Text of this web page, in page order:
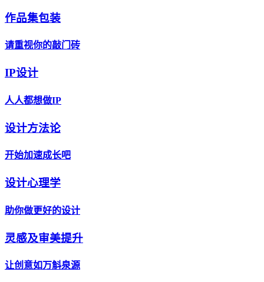
作品集包装
请重视你的敲门砖
IP设计
人人都想做IP
设计方法论
开始加速成长吧
设计心理学
助你做更好的设计
灵感及审美提升
让创意如万斛泉源